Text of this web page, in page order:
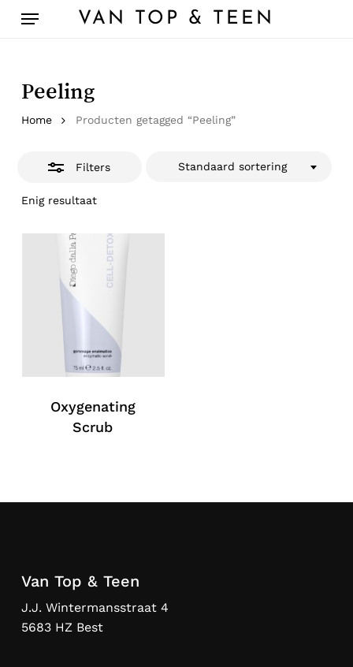
VAN TOP & TEEN
Menu
Peeling
Home Producten getagged “Peeling”
Filters
Enig resultaat
Standaard sortering
Oxygenating
Scrub
Van Top & Teen
J.J. Wintermansstraat 4
5683 HZ Best